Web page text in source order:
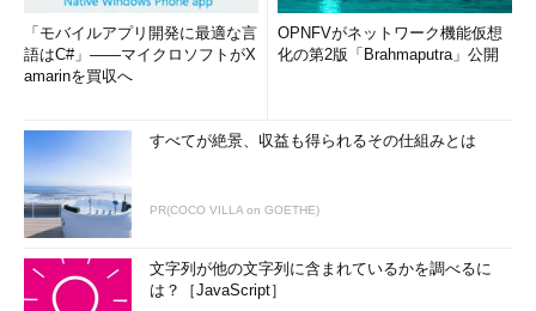
「モバイルアプリ開発に最適な言
語はC#」――マイクロソフトがX
amarinを買収へ
OPNFVがネットワーク機能仮想
化の第2版「Brahmaputra」公開
すべてが絶景、収益も得られるその仕組みとは
PR(COCO VILLA on GOETHE)
文字列が他の文字列に含まれているかを調べるに
は？［JavaScript］